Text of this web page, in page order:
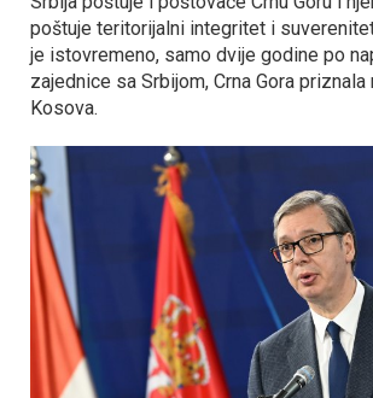
poštuje teritorijalni integritet i
je istovremeno, samo dvije godine po
zajednice sa Srbijom, Crna Gora
Kosova.